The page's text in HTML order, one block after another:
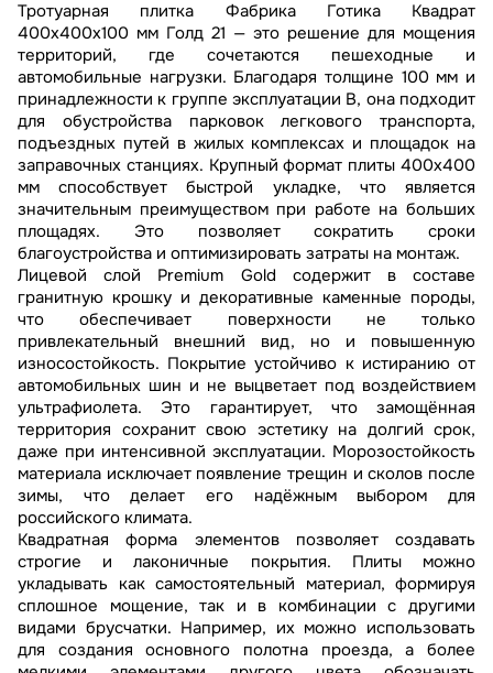
Тротуарная плитка Фабрика Готика Квадрат
400х400х100 мм Голд 21 — это решение для мощения
территорий, где сочетаются пешеходные и
автомобильные нагрузки. Благодаря толщине 100 мм и
принадлежности к группе эксплуатации В, она подходит
для обустройства парковок легкового транспорта,
подъездных путей в жилых комплексах и площадок на
заправочных станциях. Крупный формат плиты 400х400
мм способствует быстрой укладке, что является
значительным преимуществом при работе на больших
площадях. Это позволяет сократить сроки
благоустройства и оптимизировать затраты на монтаж.
Лицевой слой Premium Gold содержит в составе
гранитную крошку и декоративные каменные породы,
что обеспечивает поверхности не только
привлекательный внешний вид, но и повышенную
износостойкость. Покрытие устойчиво к истиранию от
автомобильных шин и не выцветает под воздействием
ультрафиолета. Это гарантирует, что замощённая
территория сохранит свою эстетику на долгий срок,
даже при интенсивной эксплуатации. Морозостойкость
материала исключает появление трещин и сколов после
зимы, что делает его надёжным выбором для
российского климата.
Квадратная форма элементов позволяет создавать
строгие и лаконичные покрытия. Плиты можно
укладывать как самостоятельный материал, формируя
сплошное мощение, так и в комбинации с другими
видами брусчатки. Например, их можно использовать
для создания основного полотна проезда, а более